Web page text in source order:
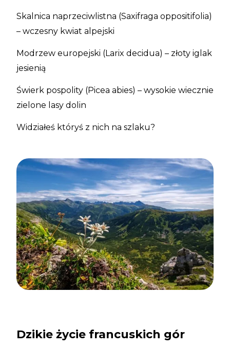
Skalnica naprzeciwlistna (Saxifraga oppositifolia)
– wczesny kwiat alpejski
Modrzew europejski (Larix decidua) – złoty iglak
jesienią
Świerk pospolity (Picea abies) – wysokie wiecznie
zielone lasy dolin
Widziałeś któryś z nich na szlaku?
Dzikie życie francuskich gór